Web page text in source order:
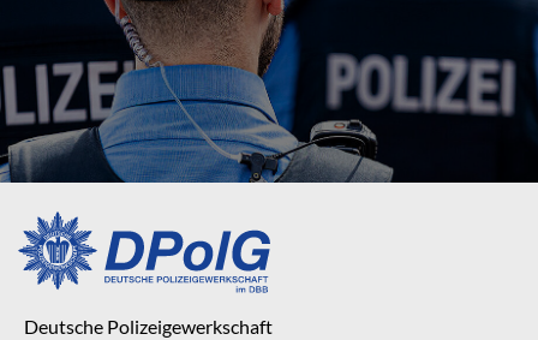
Deutsche Polizeigewerkschaft